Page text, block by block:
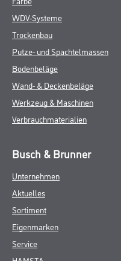
WDV-Systeme
Trockenbau
Putze- und Spachtelmassen
Bodenbeläge
Wand- & Deckenbeläge
Werkzeug & Maschinen
Verbrauchmaterialien
Busch & Brunner
Unternehmen
Aktuelles
Sortiment
Eigenmarken
Service